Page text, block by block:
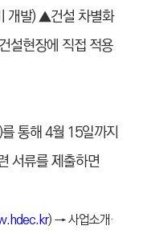
개발) ▲건설 차별화
설현장에 직접 적용
)를 통해 4월 15일까지
서류를 제출하면
) → 사업소개·